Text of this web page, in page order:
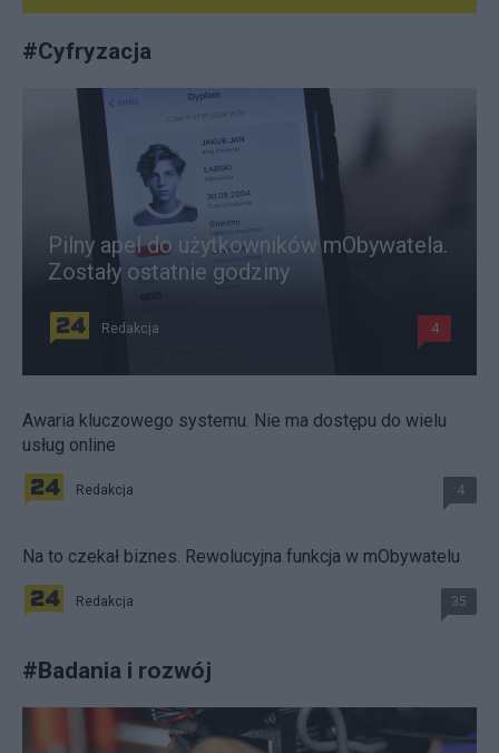
#Cyfryzacja
Pilny apel do użytkowników mObywatela.
Zostały ostatnie godziny
Redakcja 4
Awaria kluczowego systemu. Nie ma dostępu do wielu
usług online
Redakcja 4
Na to czekał biznes. Rewolucyjna funkcja w mObywatelu
Redakcja 35
#Badania i rozwój